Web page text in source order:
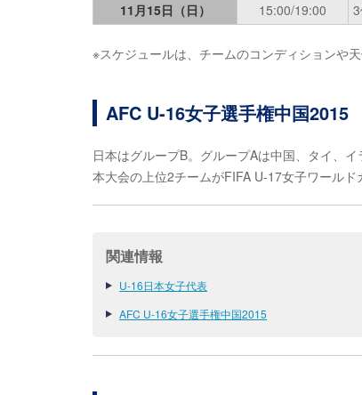
11月15日（日）
15:00/19:00
※スケジュールは、チームのコンディションや
AFC U-16女子選手権中国2015
日本はグループB。グループAは中国、タイ、イ
本大会の上位2チームがFIFA U-17女子ワールド
関連情報
U-16日本女子代表
AFC U-16女子選手権中国2015